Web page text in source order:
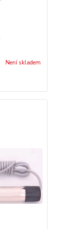
Není skladem